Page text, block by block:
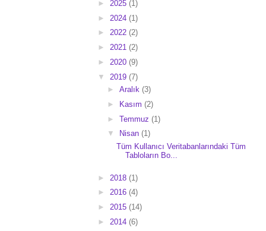
► 2025 (1)
► 2024 (1)
► 2022 (2)
► 2021 (2)
► 2020 (9)
▼ 2019 (7)
► Aralık (3)
►
Kasım (2)
► Temmuz (1)
▼
Nisan (1)
Tüm Kullanıcı Veritabanlarındaki Tüm
Tabloların Bo...
► 2018 (1)
► 2016 (4)
► 2015 (14)
► 2014 (6)